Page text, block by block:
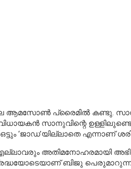
ആമസോണ്‍ പ്രൈമില്‍ കണ്ടു.
സാനുവിന്റെ
‘ജാഡ’യില്ലാതെ എന്നാണ്
അതിമനോഹരമായി
ബിജു